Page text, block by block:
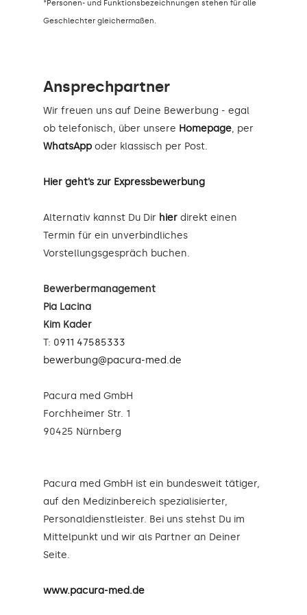
*Personen- und Funktionsbezeichnungen stehen für alle
Geschlechter gleichermaßen.
Ansprechpartner
Wir freuen uns auf Deine Bewerbung - egal
ob telefonisch, über unsere Homepage, per
WhatsApp oder klassisch per Post.
Hier geht’s zur Expressbewerbung
Alternativ kannst Du Dir hier direkt einen
Termin für ein unverbindliches
Vorstellungsgespräch buchen.
Bewerbermanagement
Pia Lacina
Kim Kader
T: 0911 47585333
bewerbung@pacura-med.de
Pacura med GmbH
Forchheimer Str. 1
90425 Nürnberg
Pacura med GmbH ist ein bundesweit tätiger,
auf den Medizinbereich spezialisierter,
Personaldienstleister. Bei uns stehst Du im
Mittelpunkt und wir als Partner an Deiner
Seite.
www.pacura-med.de